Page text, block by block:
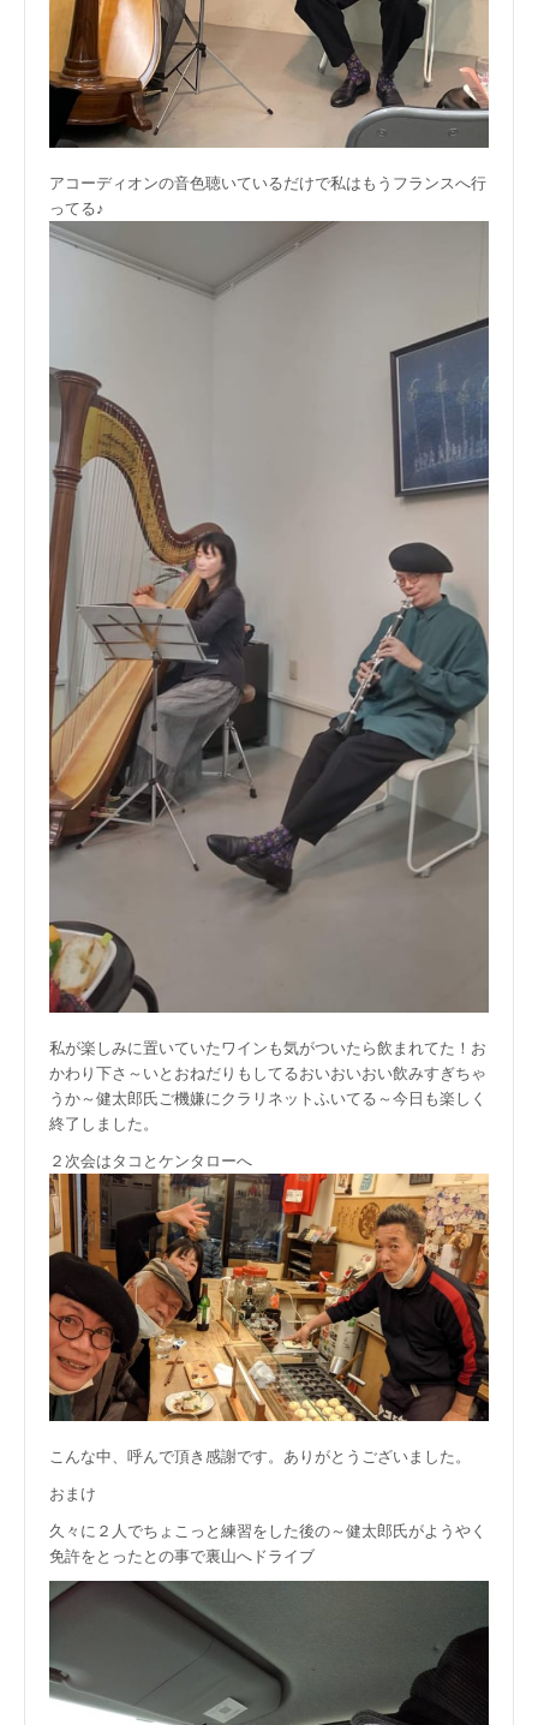
アコーディオンの音色聴いているだけで私はもうフランスへ行
ってる♪
私が楽しみに置いていたワインも気がついたら飲まれてた！お
かわり下さ～いとおねだりもしてるおいおいおい飲みすぎちゃ
うか～健太郎氏ご機嫌にクラリネットふいてる～今日も楽しく
終了しました。
２次会はタコとケンタローへ
こんな中、呼んで頂き感謝です。ありがとうございました。
おまけ
久々に２人でちょこっと練習をした後の～健太郎氏がようやく
免許をとったとの事で裏山へドライブ